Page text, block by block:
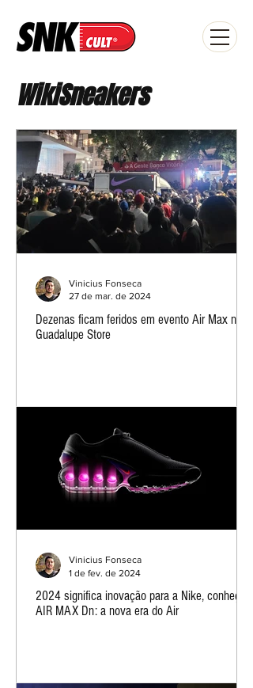
WikiSneakers
Dezenas ficam feridos em evento Air Max na
Guadalupe Store
Vinicius Fonseca
27 de mar. de 2024
2024 significa inovação para a Nike, conheça o
AIR MAX Dn: a nova era do Air
Vinicius Fonseca
1 de fev. de 2024